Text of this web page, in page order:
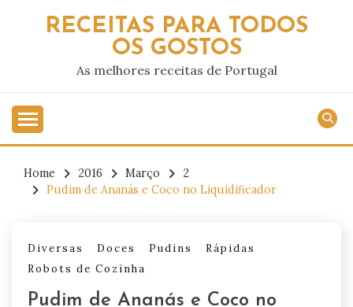
RECEITAS PARA TODOS
OS GOSTOS
As melhores receitas de Portugal
Home 2016 Março
2
Pudim de Ananás e Coco no Liquidificador
Diversas Doces Pudins
Rápidas
Robots de Cozinha
Pudim de Ananás e Coco no